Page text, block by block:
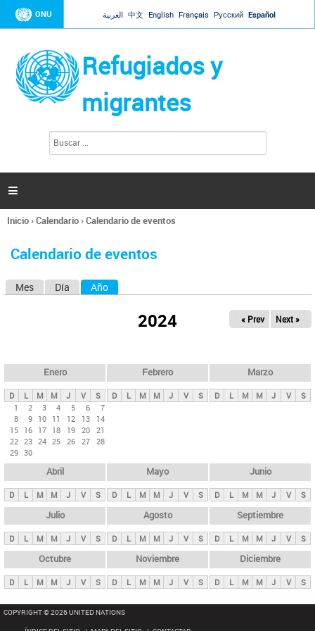
Jump to navigation
ONU العربية 中文 English Français Русский Español
Refugiados y
migrantes
l
d
s

Se
usted
Inicio›Calendario›Calendario de eventos
Calendario de eventos
s
p
n
i
p
a
l
s
Mes Día Año
2024 « Prev Next »
Enero
D L M M J V
S
1
2 3 4 5 6
7
8
9 10 11 12 13
14
15 16 17 18 19 20 21
22 23 24 25 26 27 28
29 30
Febrero
D L M M J V S
Marzo
D L M M J V S
Abril
D L M M J V S
Mayo
D L M M J V S
Junio
D L M M J V S
Julio
D L M M J V S
Agosto
D L M M J V S
Septiembre
D L M M J V S
Octubre
D L M M J V S
Noviembre
D L M M J V S
Diciembre
D L M M J V S
COPYRIGHT © 2026 UNITED NATIONS